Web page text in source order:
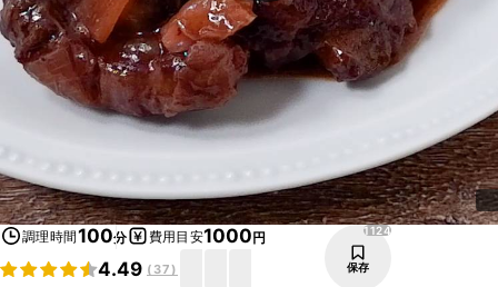
調理時間100分 費用目安1000円
4.49 ( 37)
1124
保存